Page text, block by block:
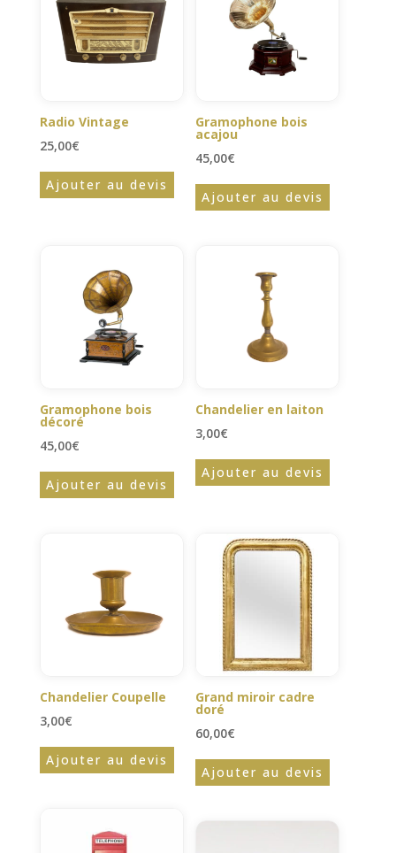
Radio Vintage
25,00€
Ajouter au devis
Gramophone bois
acajou
45,00€
Ajouter au devis
Gramophone bois
décoré
45,00€
Ajouter au devis
Chandelier en laiton
3,00€
Ajouter au devis
Chandelier Coupelle
3,00€
Ajouter au devis
Grand miroir cadre
doré
60,00€
Ajouter au devis